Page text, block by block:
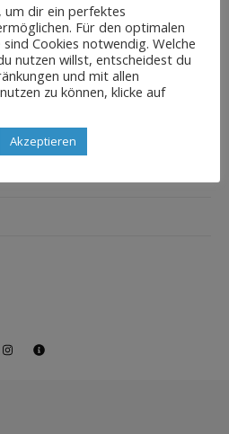
um dir ein perfektes
Für den optimalen
Cookies notwendig. Welche
nutzen willst, entscheidest du
und mit allen
zu können, klicke auf
Akzeptieren